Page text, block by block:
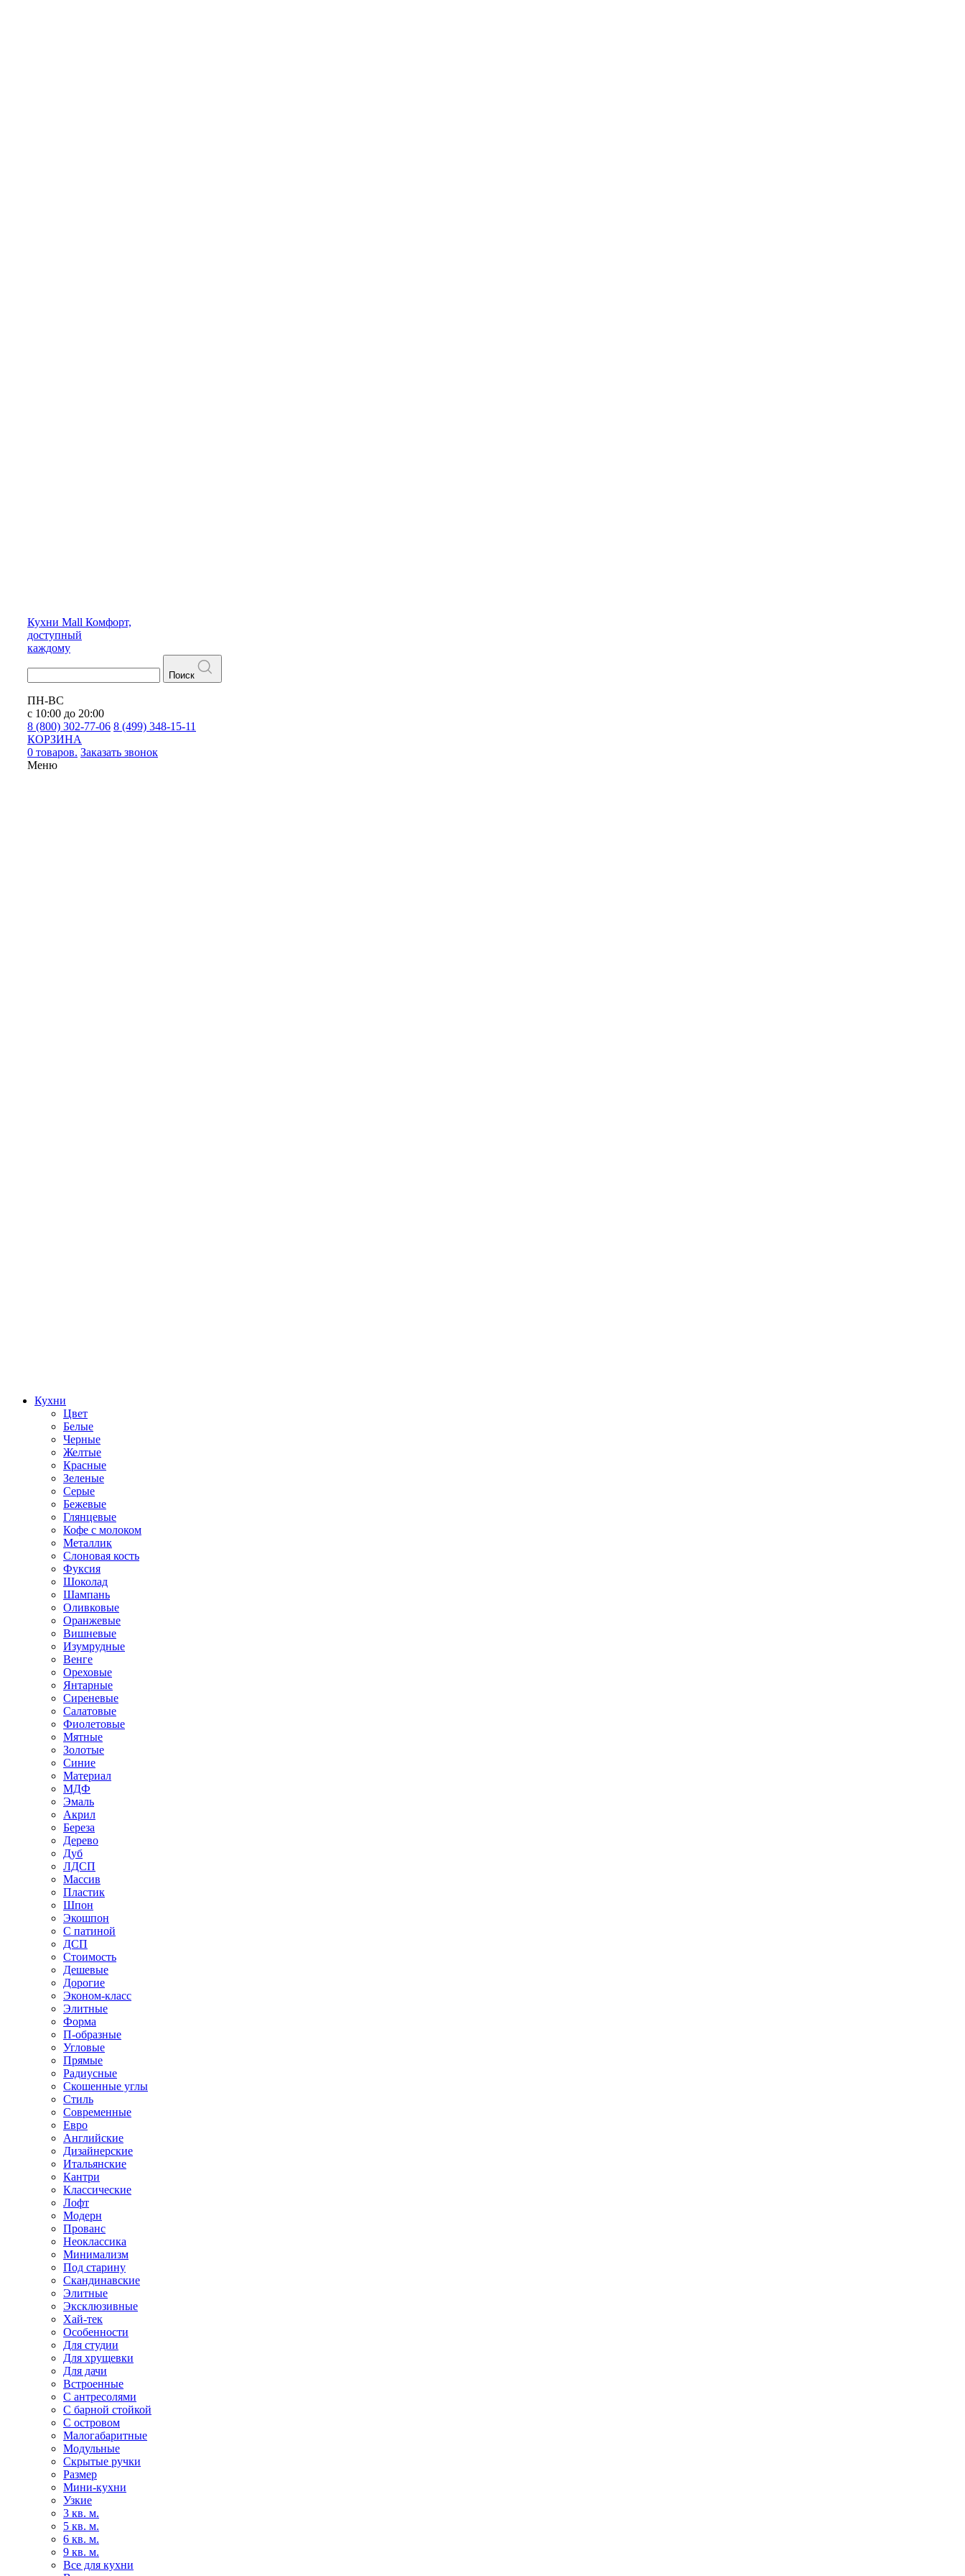
Кухни Mall Комфорт,
доступный
каждому
Поиск
ПН-ВС
с 10:00 до 20:00
8 (800) 302-77-06 8 (499) 348-15-11
КОРЗИНА
0 товаров. Заказать звонок
Меню
Кухни
Цвет
Белые
Черные
Желтые
Красные
Зеленые
Серые
Бежевые
Глянцевые
Кофе с молоком
Металлик
Слоновая кость
Фуксия
Шоколад
Шампань
Оливковые
Оранжевые
Вишневые
Изумрудные
Венге
Ореховые
Янтарные
Сиреневые
Салатовые
Фиолетовые
Мятные
Золотые
Синие
Материал
МДФ
Эмаль
Акрил
Береза
Дерево
Дуб
ЛДСП
Массив
Пластик
Шпон
Экошпон
С патиной
ДСП
Стоимость
Дешевые
Дорогие
Эконом-класс
Элитные
Форма
П-образные
Угловые
Прямые
Радиусные
Скошенные углы
Стиль
Современные
Евро
Английские
Дизайнерские
Итальянские
Кантри
Классические
Лофт
Модерн
Прованс
Неоклассика
Минимализм
Под старину
Скандинавские
Элитные
Эксклюзивные
Хай-тек
Особенности
Для студии
Для хрущевки
Для дачи
Встроенные
С антресолями
С барной стойкой
С островом
Малогабаритные
Модульные
Скрытые ручки
Размер
Мини-кухни
Узкие
3 кв. м.
5 кв. м.
6 кв. м.
9 кв. м.
Все для кухни